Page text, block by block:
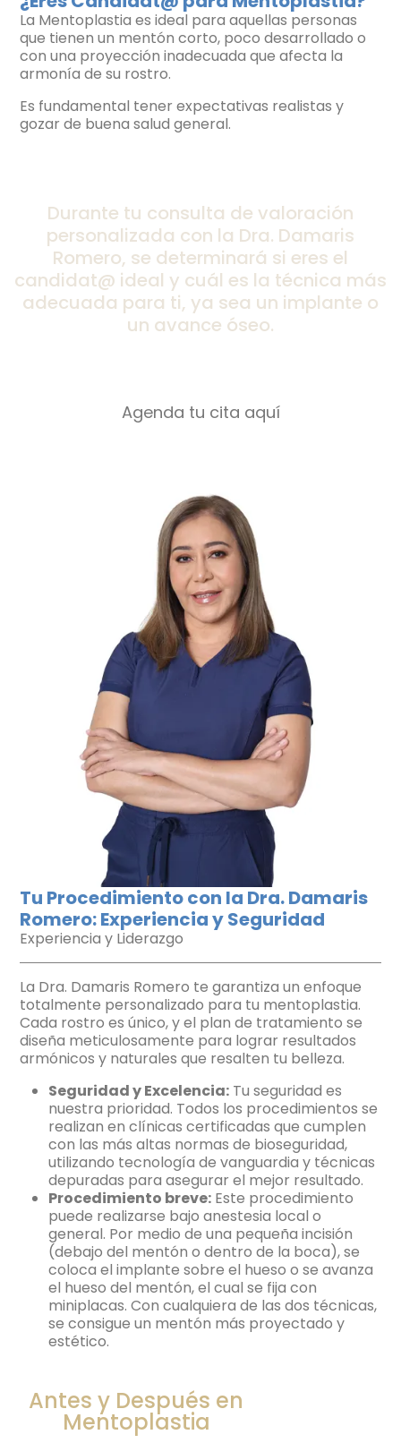
La Mentoplastia es ideal para aquellas personas
que tienen un mentón corto, poco desarrollado o
con una proyección inadecuada que afecta la
armonía de su rostro.
Es fundamental tener expectativas realistas y
gozar de buena salud general.
Durante tu consulta de valoración
personalizada con la Dra. Damaris
Romero, se determinará si eres el
candidat@ ideal y cuál es la técnica más
adecuada para ti, ya sea un implante o
un avance óseo.
Agenda tu cita aquí
Tu Procedimiento con la Dra. Damaris
Romero: Experiencia y Seguridad
Experiencia y Liderazgo
La Dra. Damaris Romero te garantiza un enfoque
totalmente personalizado para tu mentoplastia.
Cada rostro es único, y el plan de tratamiento se
diseña meticulosamente para lograr resultados
armónicos y naturales que resalten tu belleza.
Seguridad y Excelencia: Tu seguridad es
nuestra prioridad. Todos los procedimientos se
realizan en clínicas certificadas que cumplen
con las más altas normas de bioseguridad,
utilizando tecnología de vanguardia y técnicas
depuradas para asegurar el mejor resultado.
Procedimiento breve: Este procedimiento
puede realizarse bajo anestesia local o
general. Por medio de una pequeña incisión
(debajo del mentón o dentro de la boca), se
coloca el implante sobre el hueso o se avanza
el hueso del mentón, el cual se fija con
miniplacas. Con cualquiera de las dos técnicas,
se consigue un mentón más proyectado y
estético.
Antes y Después en
Mentoplastia